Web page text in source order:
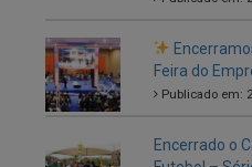
Publicado em:
Encerrado o
Futebol –
PB